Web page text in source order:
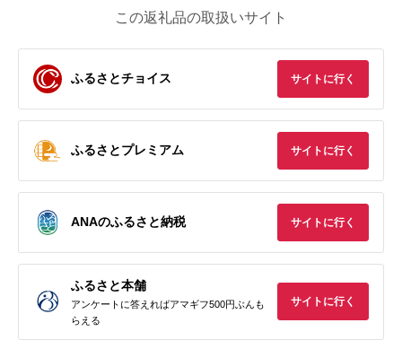
この返礼品の取扱いサイト
ふるさとチョイス サイトに行く
ふるさとプレミアム サイトに行く
ANAのふるさと納税 サイトに行く
ふるさと本舗
アンケートに答えればアマギフ500円ぶんも
らえる
サイトに行く